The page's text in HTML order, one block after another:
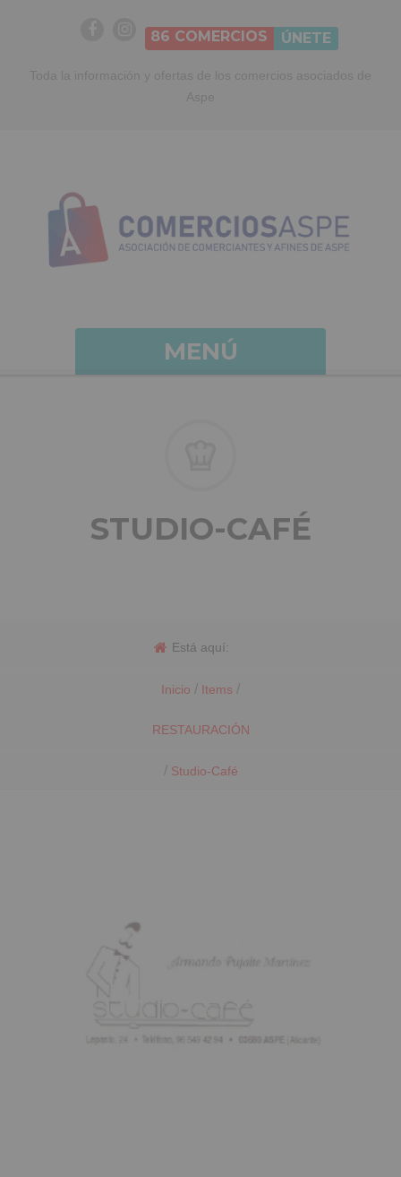
86 COMERCIOS ÚNETE
MENÚ
STUDIO-CAFÉ
Está aquí:
Inicio / Items /
RESTAURACIÓN
/ Studio-Café